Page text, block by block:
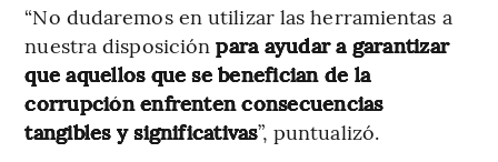
“No dudaremos en utilizar las herramientas a
nuestra disposiciónpara ayudar a garantizar
que aquellos que se benefician de la
corrupción enfrenten consecuencias
tangibles y significativas”, puntualizó.